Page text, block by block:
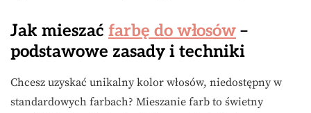
Jak mieszać farbę do włosów –
podstawowe zasady i techniki
Chcesz uzyskać unikalny kolor włosów, niedostępny w
standardowych farbach? Mieszanie farb to świetny